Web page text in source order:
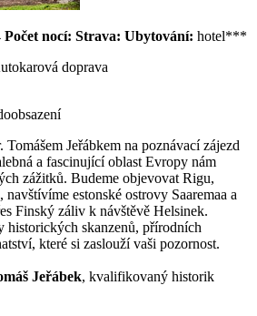
Počet nocí: Strava: Ubytování: hotel***
doprava
Tomášem Jeřábkem na poznávací zájezd
a fascinující oblast Evropy nám
zážitků. Budeme objevovat Rigu,
estonské ostrovy Saaremaa a
Finský záliv k návštěvě Helsinek.
historických skanzenů, přírodních
které si zaslouží vaši pozornost.
Jeřábek, kvalifikovaný historik